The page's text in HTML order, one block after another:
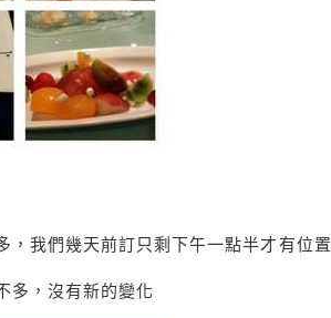
我們幾天前訂只剩下午一點半才有位置
多，沒有新的變化